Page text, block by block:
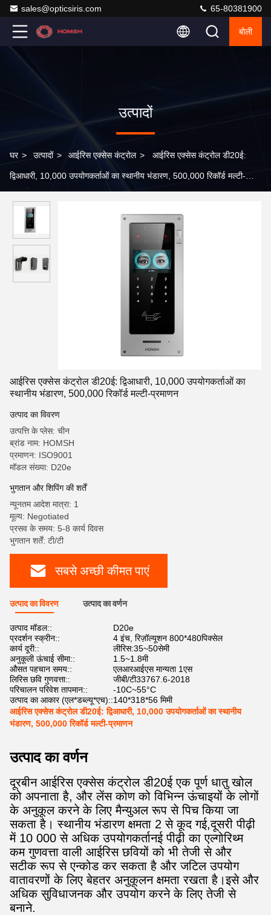
sales@opticsiris.com 65-80381900
बोली
उत्पादों
घर > उत्पादों > आईरिस एक्सेस कंट्रोल > आईरिस एक्सेस कंट्रोल डी20ई:
द्विआधारी, 10,000 उपयोगकर्ताओं का स्थानीय भंडारण, 500,000 रिकॉर्ड मल्टी-
आईरिस एक्सेस कंट्रोल डी20ई: द्विआधारी, 10,000 उपयोगकर्ताओं का
स्थानीय भंडारण, 500,000 रिकॉर्ड मल्टी-प्रमाणन
उत्पाद का विवरण
उत्पत्ति के प्लेस: चीन
ब्रांड नाम: HOMSH
प्रमाणन: ISO9001
मॉडल संख्या: D20e
भुगतान और शिपिंग की शर्तें
न्यूनतम आदेश मात्रा: 1
मूल्य: Negotiated
प्रसव के समय: 5-8 कार्य दिवस
भुगतान शर्तें: टी/टी
सबसे अच्छी कीमत पाएं
उत्पाद का विवरण उत्पाद का वर्णन
उत्पाद मॉडल::
D20e
प्रदर्शन स्क्रीन::
4 इंच, रिज़ॉल्यूशन 800*480पिक्सेल
कार्य दूरी::
लीरिस:35~50सेमी
अनुकूली ऊंचाई सीमा::
1.5~1.8मी
औसत पहचान समय::
एलआरआईएस मान्यता 1एस
लिरिस छवि गुणवत्ता::
जीबी/टी33767.6-2018
परिचालन परिवेश तापमान::
-10C~55°C
उत्पाद का आकार (एल*डब्ल्यू*एच)::140*318*56 मिमी
आईरिस एक्सेस कंट्रोल डी20ई: द्विआधारी, 10,000 उपयोगकर्ताओं का स्थानीय
भंडारण, 500,000 रिकॉर्ड मल्टी-प्रमाणन
उत्पाद का वर्णन
दूरबीन आईरिस एक्सेस कंट्रोल डी20ई एक पूर्ण धातु खोल
को अपनाता है, और लेंस कोण को विभिन्न ऊंचाइयों के लोगों
के अनुकूल करने के लिए मैन्युअल रूप से पिच किया जा
सकता है। स्थानीय भंडारण क्षमता 2 से कूद गई,दूसरी पीढ़ी
में 10 000 से अधिक उपयोगकर्तानई पीढ़ी का एल्गोरिथ्म
कम गुणवत्ता वाली आईरिस छवियों को भी तेजी से और
सटीक रूप से एन्कोड कर सकता है और जटिल उपयोग
वातावरणों के लिए बेहतर अनुकूलन क्षमता रखता है।इसे और
अधिक सुविधाजनक और उपयोग करने के लिए तेजी से
बनाने.